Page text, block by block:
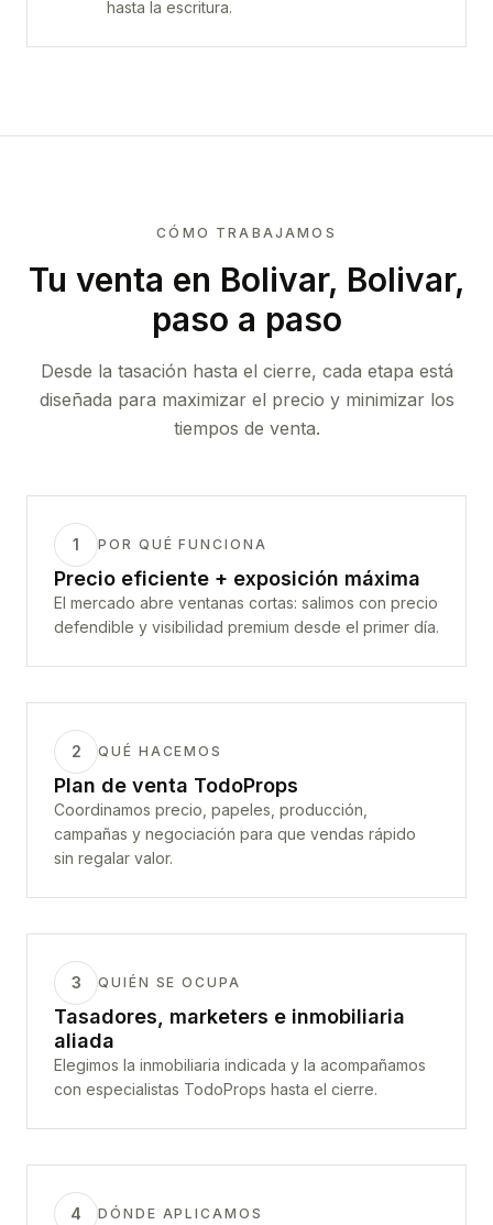
hasta la escritura.
CÓMO TRABAJAMOS
Tu venta en Bolivar, Bolivar,
paso a paso
Desde la tasación hasta el cierre, cada etapa está
diseñada para maximizar el precio y minimizar los
tiempos de venta.
1 POR QUÉ FUNCIONA
Precio eficiente + exposición máxima
El mercado abre ventanas cortas: salimos con precio
defendible y visibilidad premium desde el primer día.
2 QUÉ HACEMOS
Plan de venta TodoProps
Coordinamos precio, papeles, producción,
campañas y negociación para que vendas rápido
sin regalar valor.
3 QUIÉN SE OCUPA
Tasadores, marketers e inmobiliaria
aliada
Elegimos la inmobiliaria indicada y la acompañamos
con especialistas TodoProps hasta el cierre.
4 DÓNDE APLICAMOS